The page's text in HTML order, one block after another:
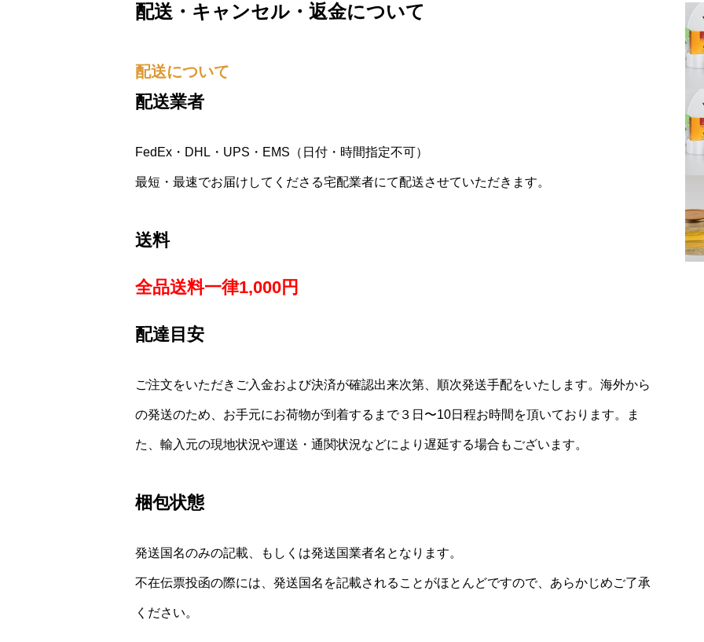
配送・キャンセル・返金について
配送について
配送業者
FedEx・DHL・UPS・EMS（日付・時間指定不可）
最短・最速でお届けしてくださる宅配業者にて配送させていただきます。
送料
全品送料一律1,000円
配達目安
ご注文をいただきご入金および決済が確認出来次第、順次発送手配をいたします。海外から
の発送のため、お手元にお荷物が到着するまで３日〜10日程お時間を頂いております。ま
た、輸入元の現地状況や運送・通関状況などにより遅延する場合もございます。
梱包状態
発送国名のみの記載、もしくは発送国業者名となります。
不在伝票投函の際には、発送国名を記載されることがほとんどですので、あらかじめご了承
ください。